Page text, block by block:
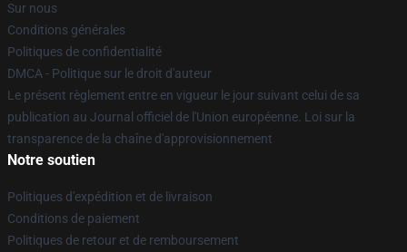
Sur nous
Conditions générales
Politiques de confidentialité
DMCA - Politique sur le droit d'auteur
Le présent règlement entre en vigueur le jour suivant celui de sa
publication au Journal officiel de l'Union européenne. Loi sur la
transparence de la chaîne d'approvisionnement
Notre soutien
Politiques d'expédition et de livraison
Conditions de paiement
Politiques de retour et de remboursement